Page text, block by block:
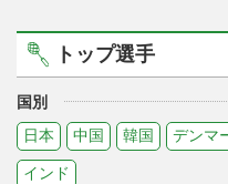
トップ選手
国別
日本
中国 韓国 デンマ
インド